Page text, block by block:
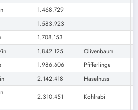
1.468.729
1.583.923
1.708.153
in 1.842.125
Olivenbaum
1.986.606
Pfifferlinge
2.142.418 Haselnuss
2.310.451 Kohlrabi